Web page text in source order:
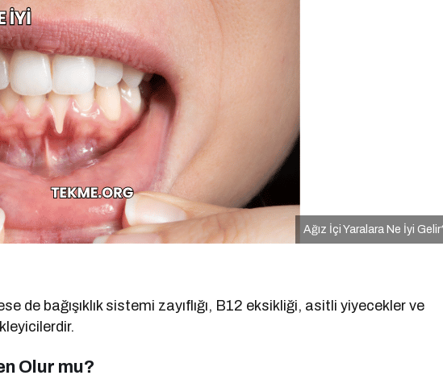
Ağız İçi Yaralara Ne İyi
de bağışıklık sistemi zayıflığı, B12 eksikliği, asitli yiyecekler ve
Olur mu?